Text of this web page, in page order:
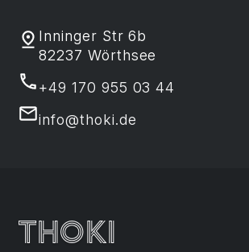
Inninger Str 6b
82237 Wörthsee
+49 170 955 03 44
info@thoki.de
Thoki